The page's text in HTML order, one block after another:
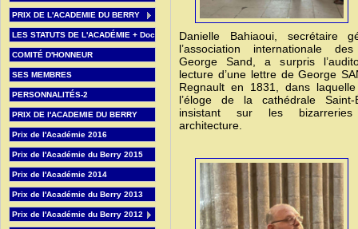
PRIX DE L'ACADEMIE DU BERRY
LES STATUTS DE L'ACADÉMIE + Doc
COMITÉ D'HONNEUR
SES MEMBRES
PERSONNALITÉS-2
PRIX DE l'ACADEMIE DU BERRY
Prix de l'Académie 2016
Prix de l'Académie du Berry 2015
Prix de l'Académie 2014
Prix de l'Académie du Berry 2013
Prix de l'Académie du Berry 2012
Danielle Bahiaoui, secrétaire
l’association internationale
George Sand, a surpris
lecture d’une lettre de George
Regnault en 1831, dans
l’éloge de la cathédrale Saint-
insistant sur les
architecture.